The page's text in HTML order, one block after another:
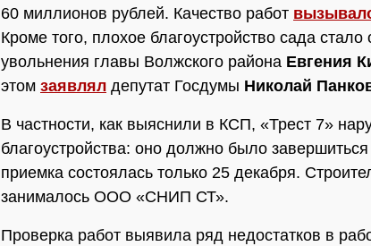
60 миллионов рублей. Качество работ
Кроме того, плохое благоустройство сада стало
увольнения главы Волжского района Евгения
этом заявлял депутат Госдумы Николай
В частности, как выяснили в КСП, «Трест 7»
благоустройства: оно должно было
приемка состоялась только 25 декабря.
занималось ООО «СНИП СТ».
Проверка работ выявила ряд недостатков в